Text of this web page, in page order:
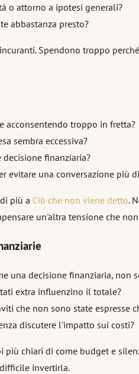
o attorno a ipotesi generali?
abbastanza presto?
Spendono troppo
acconsentendo troppo in fretta?
sembra eccessiva?
finanziaria?
evitare una conversazione più
più a Ciò che non viene detto.
un'altra tensione che
una decisione finanziaria, non
extra influenzino il totale?
che non sono state espresse
discutere l'impatto sui costi?
chiari di come budget e
invertirla.